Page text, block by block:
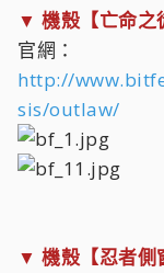
▼ 機殼【亡命之
官網：
http://
sis/outlaw/
▼ 機殼【忍者側